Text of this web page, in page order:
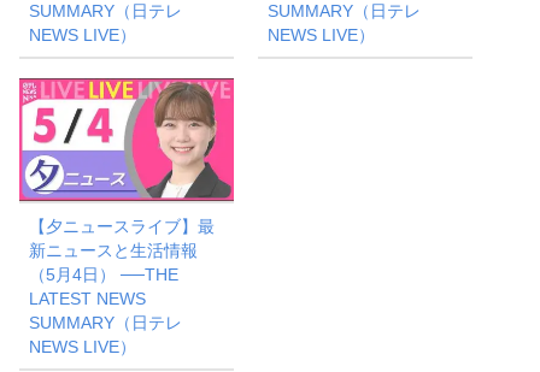
SUMMARY（日テレ
NEWS LIVE）
SUMMARY（日テレ
NEWS LIVE）
【夕ニュースライブ】最
新ニュースと生活情報
（5月4日） ──THE
LATEST NEWS
SUMMARY（日テレ
NEWS LIVE）